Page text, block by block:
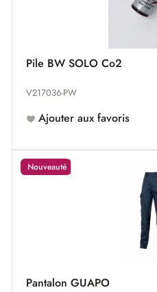
Pile BW SOLO Co2
V217036-PW
Ajouter aux favoris
Nouveauté
Pantalon GUAPO